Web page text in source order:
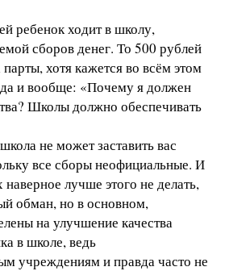
ребенок ходит в школу,
сборов денег. То 500 рублей
хотя кажется во всём этом
и вообще: «Почему я должен
Школы должно обеспечивать
не может заставить вас
все сборы неофициальные. И
лучше этого не делать,
обман, но в основном,
на улучшение качества
в школе, ведь
учреждениям и правда часто не